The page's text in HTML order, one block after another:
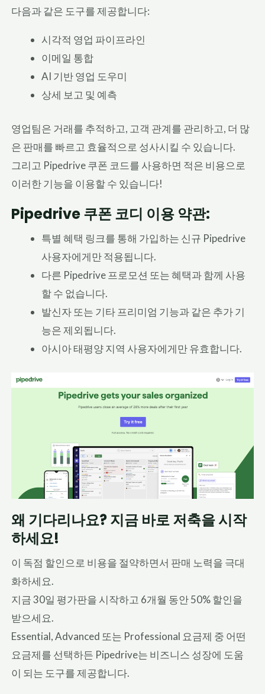
다음과 같은 도구를 제공합니다:
시각적 영업 파이프라인
이메일 통합
AI 기반 영업 도우미
상세 보고 및 예측
영업팀은 거래를 추적하고, 고객 관계를 관리하고, 더 많
은 판매를 빠르고 효율적으로 성사시킬 수 있습니다.
그리고 Pipedrive 쿠폰 코드를 사용하면 적은 비용으로
이러한 기능을 이용할 수 있습니다!
Pipedrive 쿠폰 코디 이용 약관:
특별 혜택 링크를 통해 가입하는 신규 Pipedrive
사용자에게만 적용됩니다.
다른 Pipedrive 프로모션 또는 혜택과 함께 사용
할 수 없습니다.
발신자 또는 기타 프리미엄 기능과 같은 추가 기
능은 제외됩니다.
아시아 태평양 지역 사용자에게만 유효합니다.
왜 기다리나요? 지금 바로 저축을 시작
하세요!
이 독점 할인으로 비용을 절약하면서 판매 노력을 극대
화하세요.
지금 30일 평가판을 시작하고 6개월 동안 50% 할인을
받으세요.
Essential, Advanced 또는 Professional 요금제 중 어떤
요금제를 선택하든 Pipedrive는 비즈니스 성장에 도움
이 되는 도구를 제공합니다.